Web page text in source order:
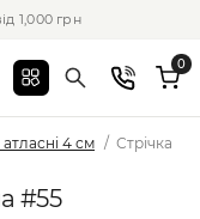
1,000 грн
0
атласні 4 см Стрічка
#55